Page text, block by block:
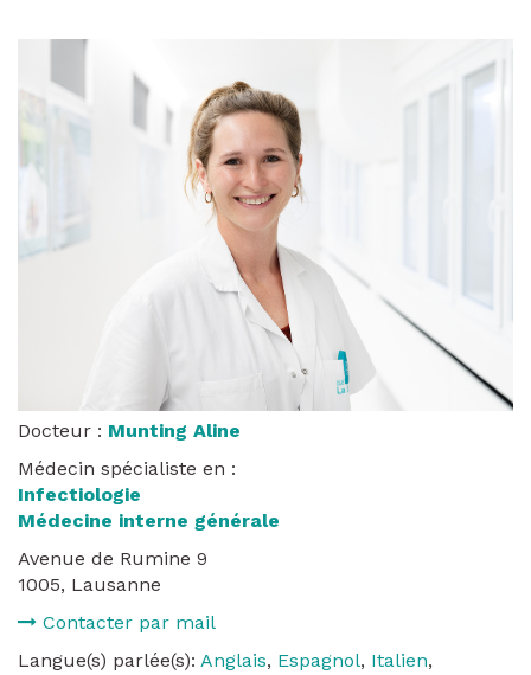
Docteur : Munting Aline
Médecin spécialiste en :
Infectiologie
Médecine interne générale
Avenue de Rumine 9
1005, Lausanne
Contacter par mail
Langue(s) parlée(s): Anglais, Espagnol, Italien,